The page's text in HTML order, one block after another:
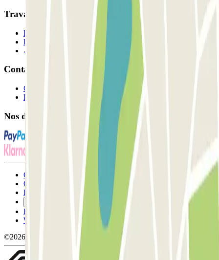
Travaillons ensemble?
Professionnels
Fournisseur de parking
Affiliés
Contact
Contactez-nous
FAQ
Nos différents modes de paiement:
Conditions générales d'utilisation et contrat
Conditions d'annulation
Politique relative aux cookies
Politique de confidentialité
Whistleblowing
©2026 Parclick. Tous droits réservés